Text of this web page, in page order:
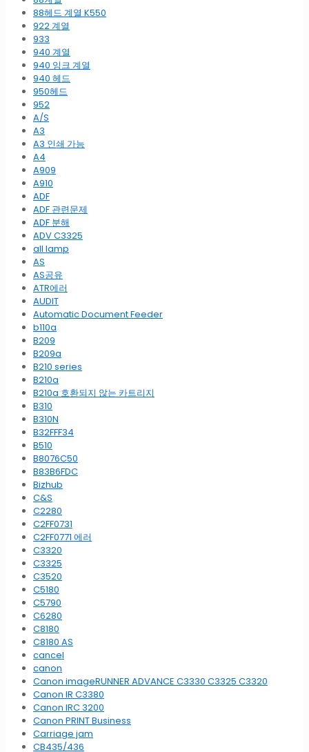
88헤드 계열 K550
922 계열
933
940 계열
940 잉크 계열
940 헤드
950헤드
952
A/S
A3
A3 인쇄 가능
A4
A909
A910
ADF
ADF 관련문제
ADF 분해
ADV C3325
all lamp
AS
AS공유
ATR에러
AUDIT
Automatic Document Feeder
b110a
B209
B209a
B210 series
B210a
B210a 호환되지 않는 카트리지
B310
B310N
B32FFF34
B510
B8076C50
B83B6FDC
Bizhub
C&S
C2280
C2FF0731
C2FF0771 에러
C3320
C3325
C3520
C5180
C5790
C6280
C8180
C8180 AS
cancel
canon
Canon imageRUNNER ADVANCE C3330 C3325 C3320
Canon IR C3380
Canon IRC 3200
Canon PRINT Business
Carriage jam
CB435/436